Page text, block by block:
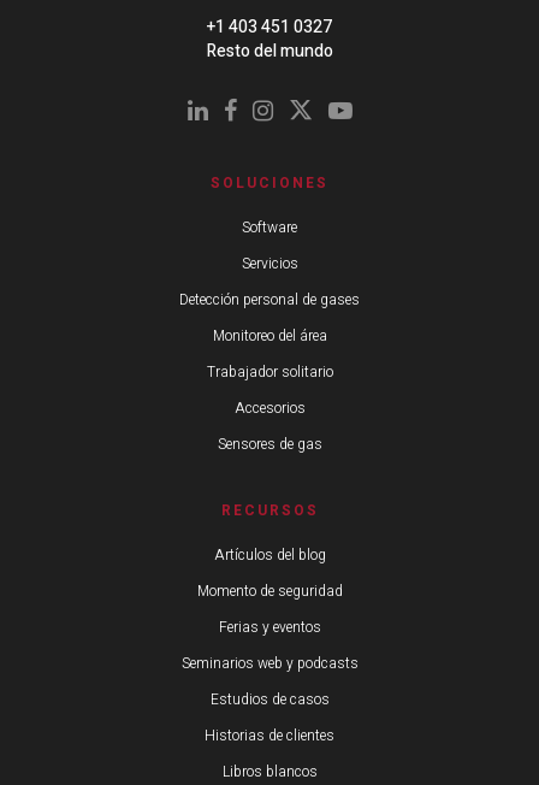
+1 403 451 0327
Resto del mundo
SOLUCIONES
Software
Servicios
Detección personal de gases
Monitoreo del área
Trabajador solitario
Accesorios
Sensores de gas
RECURSOS
Artículos del blog
Momento de seguridad
Ferias y eventos
Seminarios web y podcasts
Estudios de casos
Historias de clientes
Libros blancos